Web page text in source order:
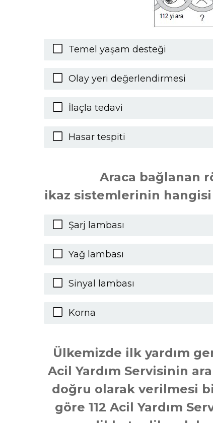
Temel yaşam desteği
Olay yeri değerlendirmesi
İlaçla tedavi
Hasar tespiti
Araca bağlanan
ikaz sistemlerinin hangisi
Şarj lambası
Yağ lambası
Sinyal lambası
Korna
Ülkemizde ilk yardım
Acil Yardım Servisinin
doğru olarak verilmesi
göre 112 Acil Yardım